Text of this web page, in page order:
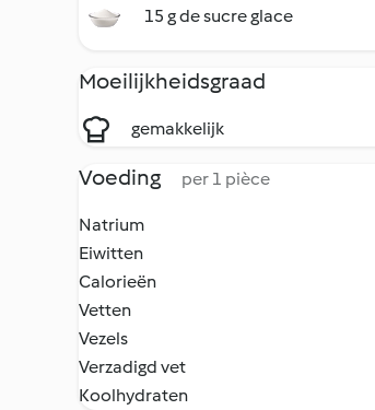
15 g de sucre glace
Moeilijkheidsgraad
gemakkelijk
Voeding per 1 pièce
Natrium
Eiwitten
Calorieën
Vetten
Vezels
Verzadigd vet
Koolhydraten